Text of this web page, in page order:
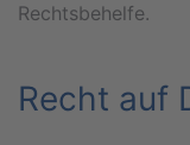
Rechtsbehelfe.
Recht auf